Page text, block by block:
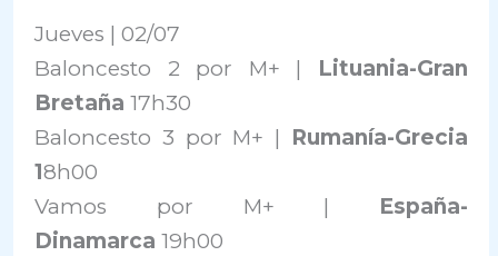
Jueves | 02/07
Baloncesto 2 por M+ | Lituania-Gran
Bretaña 17h30
Baloncesto 3 por M+ | Rumanía-Grecia
18h00
Vamos por M+ | España-
Dinamarca 19h00